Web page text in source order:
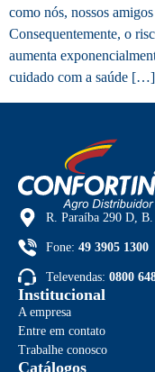
como nós, nossos
Consequentemente, o
aumenta
cuidado com a saúde […]
R. Paraíba 290 D,
Fone:49 3905 1300
Televendas:0800
Institucional
A empresa
Entre em contato
Trabalhe conosco
Catálogos